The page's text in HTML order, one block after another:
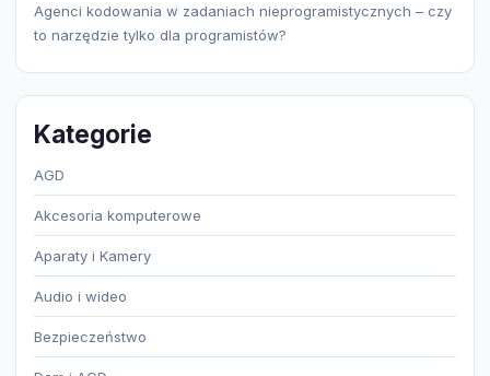
Agenci kodowania w zadaniach nieprogramistycznych – czy
to narzędzie tylko dla programistów?
Kategorie
AGD
Akcesoria komputerowe
Aparaty i Kamery
Audio i wideo
Bezpieczeństwo